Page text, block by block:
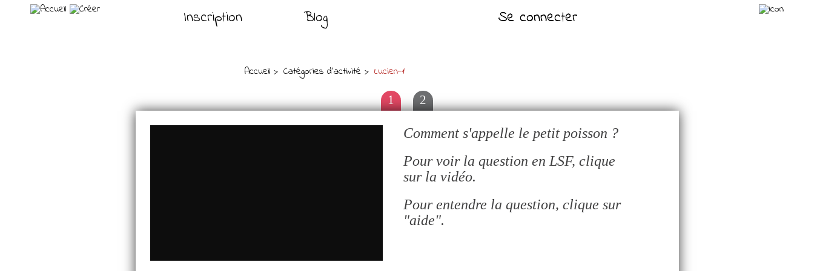
Inscription Blog Se connecter
Se connecter
Accueil Catégories d'activité
Lucien-1
1
2
Comment s'appelle le petit poisson ?
Pour voir la question en LSF, clique
sur la vidéo.
Pour entendre la question, clique sur
"aide".